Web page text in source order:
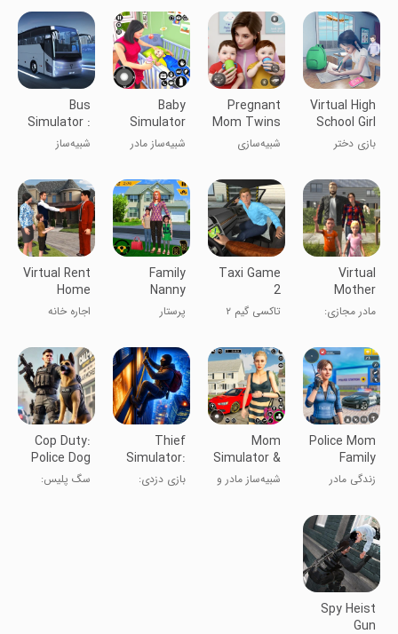
اورژانس
Virtual High
School Girl
Game
بازی دختر
مجازی
Pregnant
Mom Twins
Life Sim 3D
شبیه‌سازی
باردار دوقلوها
3D
Baby
Simulator
3D: Mom
Games
شبیه‌ساز مادر
Bus
Simulator :
MAX
شبیه‌ساز
مسافربری
Virtual
Mother
Happy
Housewife
Game
مادر مجازی:
خوشحال
خانواده
Taxi Game
2
تاکسی گیم ۲
Family
Nanny
Mom’s
Helper
Simulator
پرستار
شبیه‌ساز مادر
Virtual Rent
Home
Happy
Family
اجاره خانه
خوشحال
Police Mom
Family
Mother Life
زندگی مادر
Mom
Simulator &
Mom
Games
شبیه‌ساز مادر و
Thief
Simulator:
Steal A
House
بازی دزدی:
Cop Duty:
Police Dog
Game
سگ پلیس:
Spy Heist
Gun